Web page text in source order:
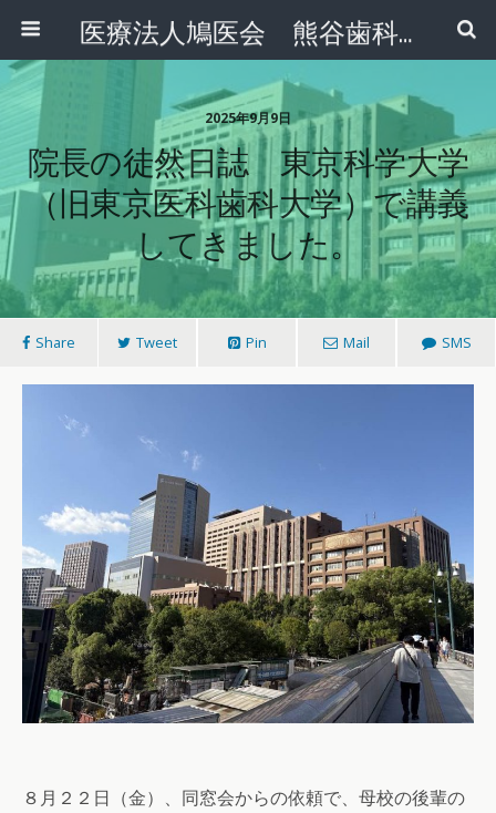
医療法人鳩医会 熊谷歯科クリニック
2025年9月9日
院長の徒然日誌 東京科学大学
（旧東京医科歯科大学）で講義
してきました。
Share Tweet Pin Mail SMS
８月２２日（金）、同窓会からの依頼で、母校の後輩の